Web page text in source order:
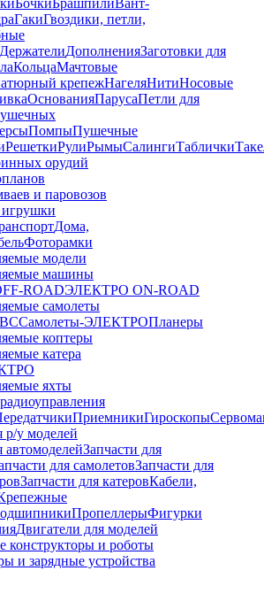
БочкиБрашпилиВант-
ГакиГвоздики, петли,
ДержателиДополненияЗаготовки для
КольцаМачтовые
крепежНагеляНитиНосовые
ОснованияПарусаПетли для
ПомпыПушечные
РешеткиРулиРымыСалингиТаблички
орудий
и паровозов
Дома,
Фоторамки
модели
машины
ROADЭЛЕКТРО ON-ROAD
самолеты
Самолеты-ЭЛЕКТРОПланеры
коптеры
катера
яхты
ПриемникиГироскопы
р/у моделей
автомоделейЗапчасти для
для самолетовЗапчасти для
Запчасти для катеровКабели,
ПропеллерыФигурки
Двигатели для моделей
конструкторы и роботы
и зарядные устройства